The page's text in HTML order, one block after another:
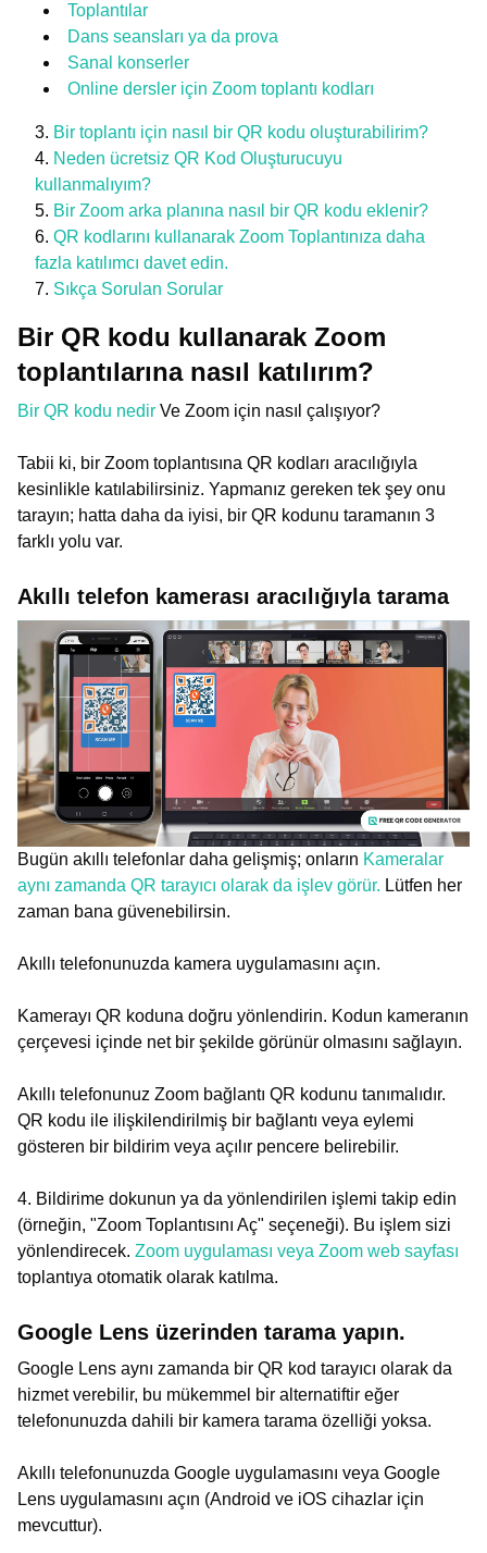
Toplantılar
Dans seansları ya da prova
Sanal konserler
Online dersler için Zoom toplantı kodları
Bir toplantı için nasıl bir QR kodu oluşturabilirim?
Neden ücretsiz QR Kod Oluşturucuyu
kullanmalıyım?
Bir Zoom arka planına nasıl bir QR kodu eklenir?
QR kodlarını kullanarak Zoom Toplantınıza daha
fazla katılımcı davet edin.
Sıkça Sorulan Sorular
Bir QR kodu kullanarak Zoom
toplantılarına nasıl katılırım?
Bir QR kodu nedir Ve Zoom için nasıl çalışıyor?
Tabii ki, bir Zoom toplantısına QR kodları aracılığıyla
kesinlikle katılabilirsiniz. Yapmanız gereken tek şey onu
tarayın; hatta daha da iyisi, bir QR kodunu taramanın 3
farklı yolu var.
Akıllı telefon kamerası aracılığıyla tarama
Bugün akıllı telefonlar daha gelişmiş; onların Kameralar
aynı zamanda QR tarayıcı olarak da işlev görür. Lütfen her
zaman bana güvenebilirsin.
Akıllı telefonunuzda kamera uygulamasını açın.
Kamerayı QR koduna doğru yönlendirin. Kodun kameranın
çerçevesi içinde net bir şekilde görünür olmasını sağlayın.
Akıllı telefonunuz Zoom bağlantı QR kodunu tanımalıdır.
QR kodu ile ilişkilendirilmiş bir bağlantı veya eylemi
gösteren bir bildirim veya açılır pencere belirebilir.
4. Bildirime dokunun ya da yönlendirilen işlemi takip edin
(örneğin, "Zoom Toplantısını Aç" seçeneği). Bu işlem sizi
yönlendirecek. Zoom uygulaması veya Zoom web sayfası
toplantıya otomatik olarak katılma.
Google Lens üzerinden tarama yapın.
Google Lens aynı zamanda bir QR kod tarayıcı olarak da
hizmet verebilir, bu mükemmel bir alternatiftir eğer
telefonunuzda dahili bir kamera tarama özelliği yoksa.
Akıllı telefonunuzda Google uygulamasını veya Google
Lens uygulamasını açın (Android ve iOS cihazlar için
mevcuttur).